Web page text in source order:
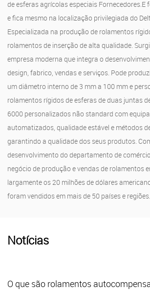
de esferas agrícolas especiais Fornecedores .E
e fica mesmo na localização privilegiada do
Especializada na produção de rolamentos
rolamentos de inserção de alta qualidade.
empresa moderna que integra o
design, fabrico, vendas e serviços. Pode
um diâmetro interno de 3 mm a 100 mm e
rolamentos rígidos de esferas de duas juntas
6000 personalizados não standard com
automatizados, qualidade estável e métodos
garantindo a qualidade dos seus produtos.
desenvolvimento do departamento de
negócio de produção e vendas de rolamentos
largamente os 20 milhões de dólares
foram vendidos em mais de 50 países e regiões.
Notícias
O que são rolamentos